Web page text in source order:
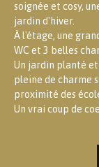
soignée et cosy,
jardin d'hiver.
À l'étage, une
WC et 3 belles
Un jardin planté
pleine de charme
proximité des
Un vrai coup de